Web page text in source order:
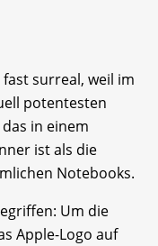
surreal, weil im
potentesten
in einem
ist als die
Notebooks.
Um die
Apple-Logo auf